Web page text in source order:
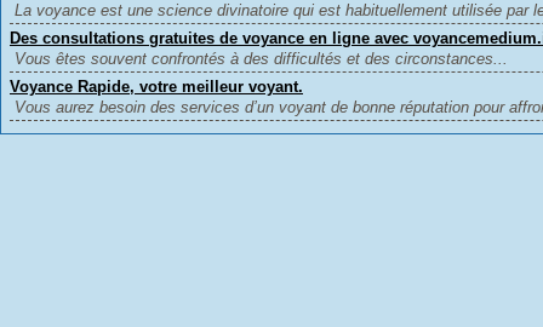
La voyance est une science divinatoire qui est habituellement utilisée par
Des consultations gratuites de voyance en ligne avec
Vous êtes souvent confrontés à des difficultés et des circonstances...
Voyance Rapide, votre meilleur voyant.
Vous aurez besoin des services d’un voyant de bonne réputation pour